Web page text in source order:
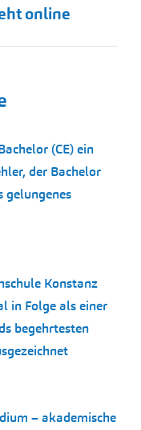
online
(CE) ein
der Bachelor
gelungenes
Konstanz
in Folge als einer
begehrtesten
– akademische